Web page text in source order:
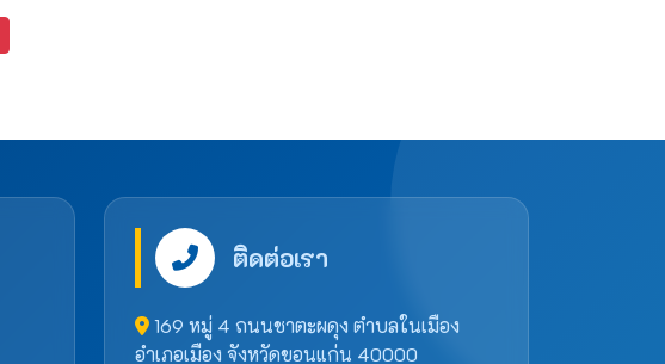
ติดต่อเรา
169 หมู่ 4 ถนนชาตะผดุง ตำบลในเมือง
อำเภอเมือง จังหวัดขอนแก่น 40000